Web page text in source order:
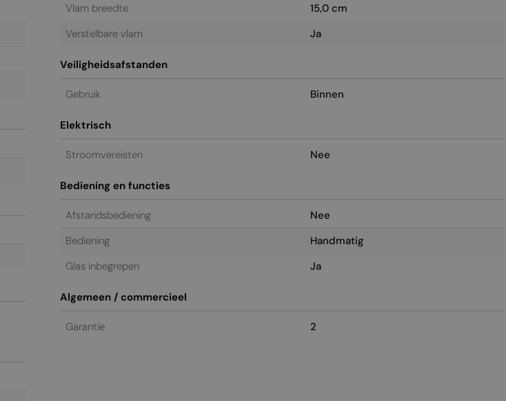
Vlam breedte
15,0 cm
Verstelbare vlam
Ja
Veiligheidsafstanden
Gebruik Binnen
Elektrisch
Stroomvereisten Nee
Bediening en functies
Afstandsbediening
Nee
Bediening
Handmatig
Glas inbegrepen
Ja
Algemeen / commercieel
Garantie 2